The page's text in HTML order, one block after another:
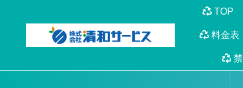
TOP
料金表